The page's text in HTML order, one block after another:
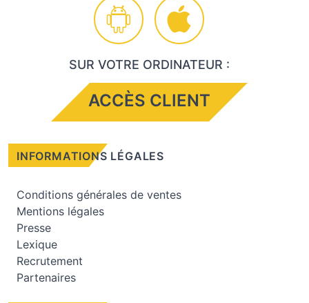
SUR VOTRE ORDINATEUR :
ACCÈS CLIENT
INFORMATIONS LÉGALES
Conditions générales de ventes
Mentions légales
Presse
Lexique
Recrutement
Partenaires